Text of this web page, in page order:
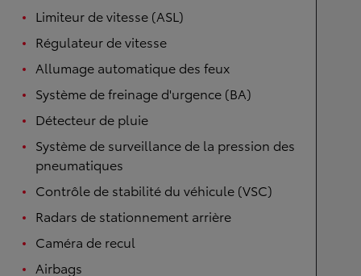
Limiteur de vitesse (ASL)
Régulateur de vitesse
Allumage automatique des feux
Système de freinage d'urgence (BA)
Détecteur de pluie
Système de surveillance de la pression des
pneumatiques
Contrôle de stabilité du véhicule (VSC)
Radars de stationnement arrière
Caméra de recul
Airbags